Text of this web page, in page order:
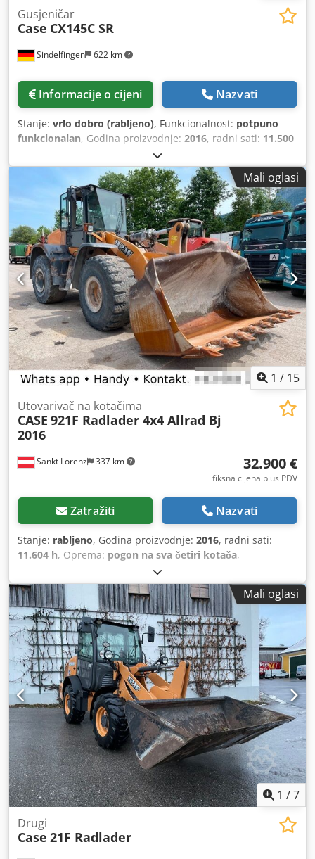
Sindelfingen 622 km
Gusjeničar
Case CX145C SR
Informacije o cijeni Nazvati
Stanje: vrlo dobro (rabljeno), Funkcionalnost: potpuno
funkcionalan, Godina proizvodnje: 2016, radni sati: 11.500
, * 11.500 sati * Radna težina 15.700 kg * Snaga motora
77 kW * Roadliner Cedjy Rm H Eopfx Alyerf * hidraulični
brzi izmjenjivač * klima uređaj
Mali oglasi
1 / 15
Sankt Lorenz 337 km
Utovarivač na kotačima
CASE 921F Radlader 4x4 Allrad Bj
2016
32.900 €
fiksna cijena plus PDV
Zatražiti Nazvati
Stanje: rabljeno, Godina proizvodnje: 2016, radni sati:
11.604 h, Oprema: pogon na sva četiri kotača,
Mali oglasi
1 /7
Drugi
Case 21F Radlader